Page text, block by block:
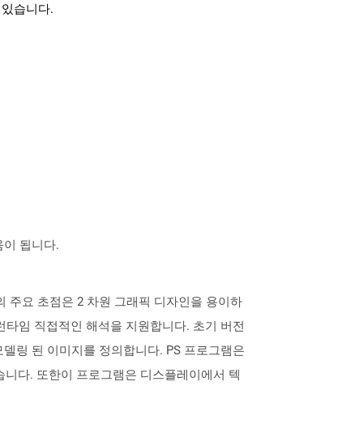
습니다.
됩니다.
주요 초점은 2 차원 그래픽 디자인을 용이하
임 직접적인 해석을 지원합니다. 초기 버전
링 된 이미지를 정의합니다. PS 프로그램은
다. 또한이 프로그램은 디스플레이에서 텍